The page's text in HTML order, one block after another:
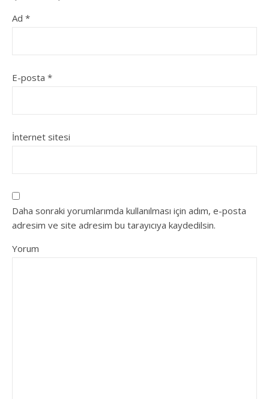
Ad *
E-posta *
İnternet sitesi
Daha sonraki yorumlarımda kullanılması için adım, e-posta
adresim ve site adresim bu tarayıcıya kaydedilsin.
Yorum